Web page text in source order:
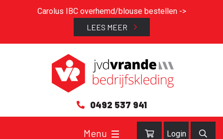
Carolus IBC overhemd/blouse bestellen ->
LEES MEER
0492 537 941
Login